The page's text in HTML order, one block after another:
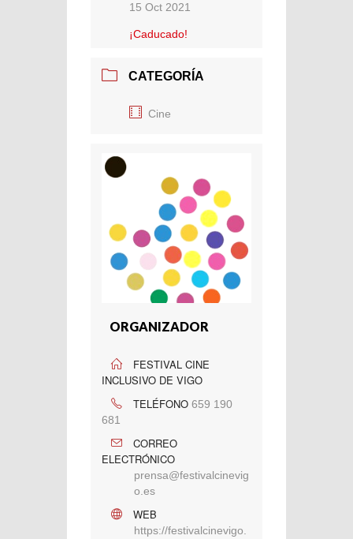
15 Oct 2021
¡Caducado!
CATEGORÍA
Cine
ORGANIZADOR
FESTIVAL CINE
INCLUSIVO DE VIGO
TELÉFONO 659 190
681
CORREO
ELECTRÓNICO
prensa@festivalcinevig
o.es
WEB
https://festivalcinevigo.